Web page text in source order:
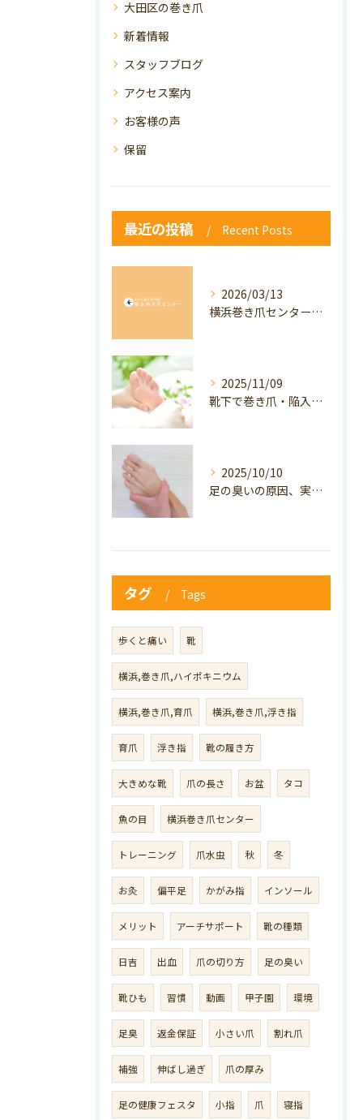
大田区の巻き爪
新着情報
スタッフブログ
アクセス案内
お客様の声
保留
最近の投稿 Recent Posts
2026/03/13
横浜巻き爪センター：専門家が答える「巻き爪・陥入爪」Q&A
2025/11/09
靴下で巻き爪・陥入爪の予防はできる？おすすめの靴下を紹介！
2025/10/10
足の臭いの原因、実は巻き爪かも？ニオイ対策と予防のポイントも解説！
タグ Tags
歩くと痛い 靴
横浜,巻き爪,ハイポキニウム
横浜,巻き爪,育爪 横浜,巻き爪,浮き指
育爪 浮き指 靴の履き方
大きめな靴 爪の長さ お盆 タコ
魚の目 横浜巻き爪センター
トレーニング 爪水虫 秋 冬
お灸 偏平足 かがみ指 インソール
メリット アーチサポート 靴の種類
日吉 出血 爪の切り方 足の臭い
靴ひも 習慣 動画 甲子園 環境
足臭 返金保証 小さい爪 割れ爪
補強 伸ばし過ぎ 爪の厚み
足の健康フェスタ 小指 爪 寝指